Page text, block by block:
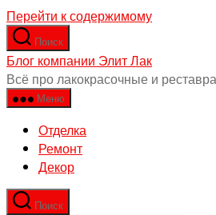
Перейти к содержимому
Поиск
Блог компании Элит Лак
Всё про лакокрасочные и
Меню
Отделка
Ремонт
Декор
Поиск